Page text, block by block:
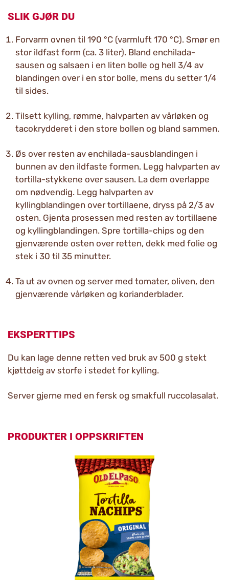
SLIK GJØR DU
Forvarm ovnen til 190 °C (varmluft 170 °C). Smør en
stor ildfast form (ca. 3 liter). Bland enchilada-
sausen og salsaen i en liten bolle og hell 3/4 av
blandingen over i en stor bolle, mens du setter 1/4
til sides.
Tilsett kylling, rømme, halvparten av vårløken og
tacokrydderet i den store bollen og bland sammen.
Øs over resten av enchilada-sausblandingen i
bunnen av den ildfaste formen. Legg halvparten av
tortilla-stykkene over sausen. La dem overlappe
om nødvendig. Legg halvparten av
kyllingblandingen over tortillaene, dryss på 2/3 av
osten. Gjenta prosessen med resten av tortillaene
og kyllingblandingen. Spre tortilla-chips og den
gjenværende osten over retten, dekk med folie og
stek i 30 til 35 minutter.
Ta ut av ovnen og server med tomater, oliven, den
gjenværende vårløken og korianderblader.
EKSPERTTIPS
Du kan lage denne retten ved bruk av 500 g stekt
kjøttdeig av storfe i stedet for kylling.
Server gjerne med en fersk og smakfull ruccolasalat.
PRODUKTER I OPPSKRIFTEN